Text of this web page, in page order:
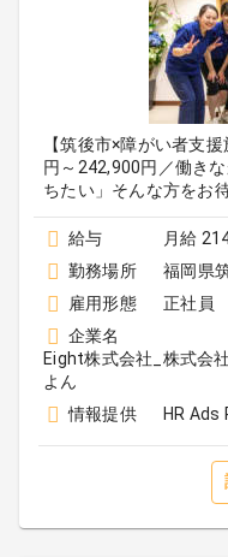
【筑後市×障がい者支
円～242,900円／働き
ちたい」そんな方をお
給与
月給
勤務場所
福岡県
雇用形態
正社員
企業名
Eight株式会社_株式
よん
情報提供
HR